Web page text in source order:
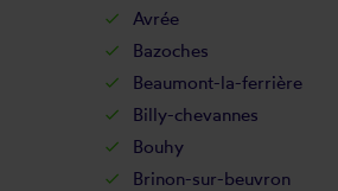
Avrée
Bazoches
Beaumont-la-ferrière
Billy-chevannes
Bouhy
Brinon-sur-beuvron